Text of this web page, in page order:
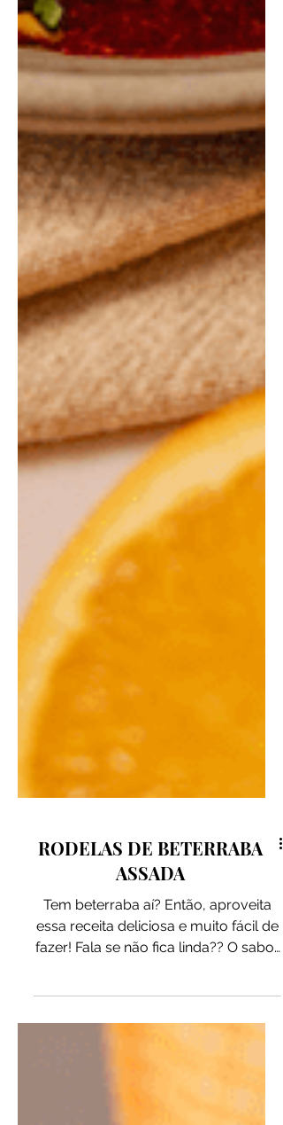
RODELAS DE BETERRABA
ASSADA
Tem beterraba aí? Então, aproveita
essa receita deliciosa e muito fácil de
da beterraba junto dessa marinada
de laranja e a Pitada Vovó fica
perfeito e uma forma interessante de
crocância da Granola de Mostarda &